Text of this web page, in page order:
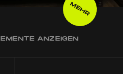
MEHR
ANZEIGEN